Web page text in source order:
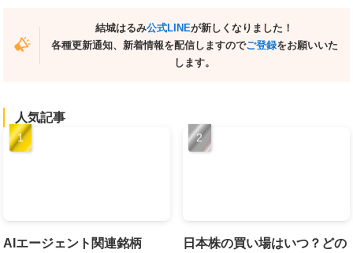
結城はるみ公式LINEが新しくなりました！
各種更新通知、新着情報を配信しますのでご登録をお願いいた
します。
人気記事
AIエージェント関連銘柄
日本株の買い場はいつ？どの